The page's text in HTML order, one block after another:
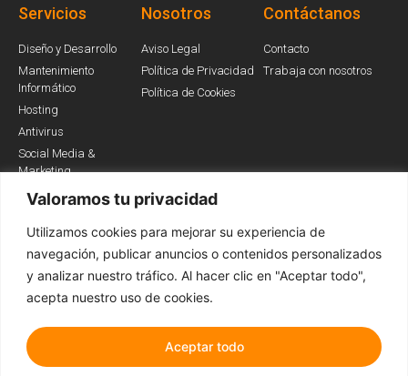
Valoramos tu privacidad
Utilizamos cookies para mejorar su experiencia de
navegación, publicar anuncios o contenidos personalizados
y analizar nuestro tráfico. Al hacer clic en "Aceptar todo",
acepta nuestro uso de cookies.
Aceptar todo
Servicios
Diseño y Desarrollo
Mantenimiento
Informático
Hosting
Antivirus
Social Media &
Marketing
Nosotros
Aviso Legal
Política de Privacidad
Política de Cookies
Contáctanos
Contacto
Trabaja con nosotros
Somos Partners